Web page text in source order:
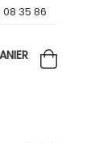
35 86